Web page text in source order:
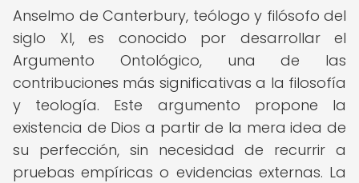
Anselmo de Canterbury, teólogo y filósofo del
siglo XI, es conocido por desarrollar el
Argumento Ontológico, una de las
contribuciones más significativas a la filosofía
y teología. Este argumento propone la
existencia de Dios a partir de la mera idea de
su perfección, sin necesidad de recurrir a
pruebas empíricas o evidencias externas. La